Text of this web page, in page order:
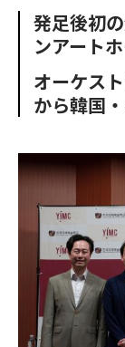
o
o
t
e
r
発足後初
ンアート
オーケス
から韓国